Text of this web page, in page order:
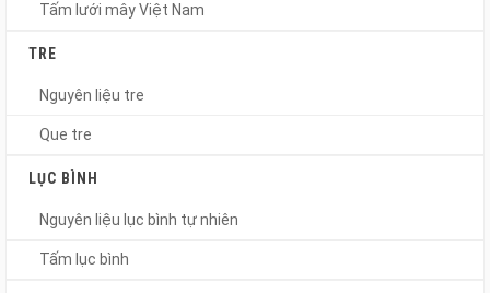
Tấm lưới mây Việt Nam
TRE
Nguyên liệu tre
Que tre
LỤC BÌNH
Nguyên liệu lục bình tự nhiên
Tấm lục bình